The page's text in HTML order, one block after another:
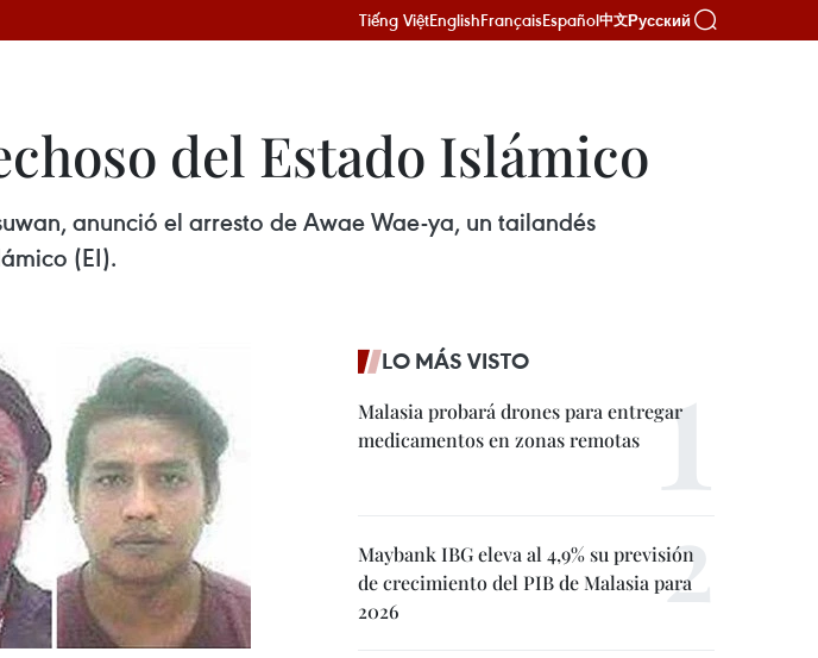
Tiếng ViệtEnglishFrançaisEspañol中文Русский
del Estado Islámico
anunció el arresto de Awae Wae-ya, un tailandés
(EI).
LO MÁS VISTO
Malasia probará drones para entregar
medicamentos en zonas remotas
Maybank IBG eleva al 4,9% su previsión
de crecimiento del PIB de Malasia para
2026